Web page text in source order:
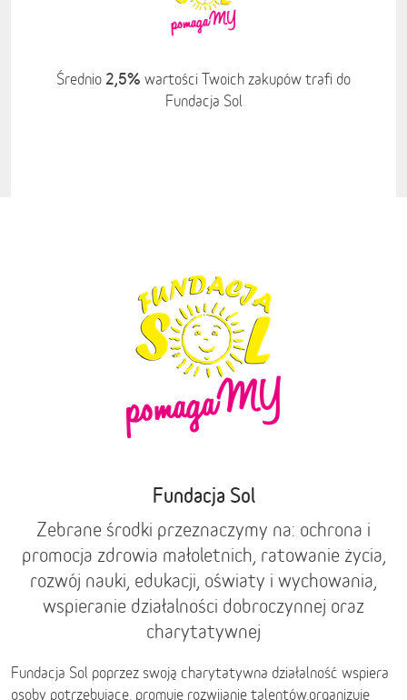
Średnio 2,5% wartości Twoich zakupów trafi do
Fundacja Sol
Fundacja Sol
Zebrane środki przeznaczymy na: ochrona i
promocja zdrowia małoletnich, ratowanie życia,
rozwój nauki, edukacji, oświaty i wychowania,
wspieranie działalności dobroczynnej oraz
charytatywnej
Fundacja Sol poprzez swoją charytatywna działalność wspiera
osoby potrzebujące, promuje rozwijanie talentów,organizuje